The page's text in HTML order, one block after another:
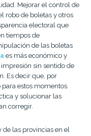
Mejorar el control de
robo de boletas y otros
electoral que
tiempos de
de las boletas
es más económico y
sin sentido de
Es decir que, por
estos momentos.
y solucionar las
corregir.
las provincias en el